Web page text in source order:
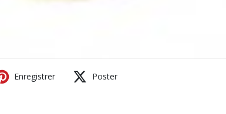
Enregistrer Poster